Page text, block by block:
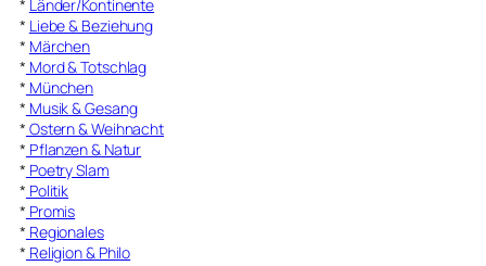
* Länder/Kontinente
* Liebe & Beziehung
* Märchen
* Mord & Totschlag
* München
* Musik & Gesang
* Ostern & Weihnacht
* Pflanzen & Natur
* Poetry Slam
* Politik
* Promis
* Regionales
* Religion & Philo